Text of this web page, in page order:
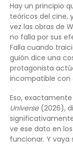
Hay un principio
teóricos del cine,
vez las obras de
no falla por sus
Falla cuando
guión dice una
protagonista
incompatible con
Eso,
Universe(2026),
ve ese dato en
funcionar. Y vaya